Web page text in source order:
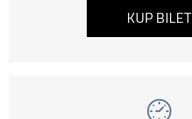
KUP BILET